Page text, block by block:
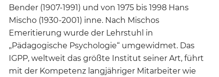
Bender (1907-1991) und von 1975 bis 1998 Hans
Mischo (1930-2001) inne. Nach Mischos
Emeritierung wurde der Lehrstuhl in
„Pädagogische Psychologie“ umgewidmet. Das
IGPP, weltweit das größte Institut seiner Art, führt
mit der Kompetenz langjähriger Mitarbeiter wie